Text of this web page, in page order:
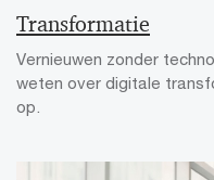
Transformatie
Vernieuwen zonder
weten over digitale
op.